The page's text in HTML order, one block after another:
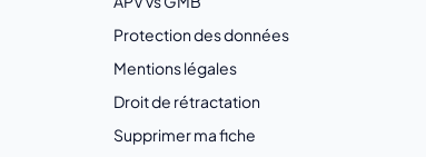
Protection des données
Mentions légales
Droit de rétractation
Supprimer ma fiche